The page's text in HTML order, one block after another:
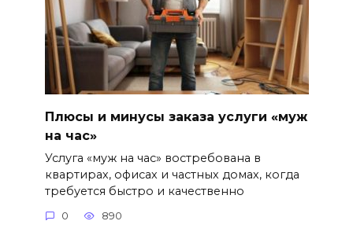
Плюсы и минусы заказа услуги «муж
на час»
Услуга «муж на час» востребована в
квартирах, офисах и частных домах, когда
требуется быстро и качественно
0 890